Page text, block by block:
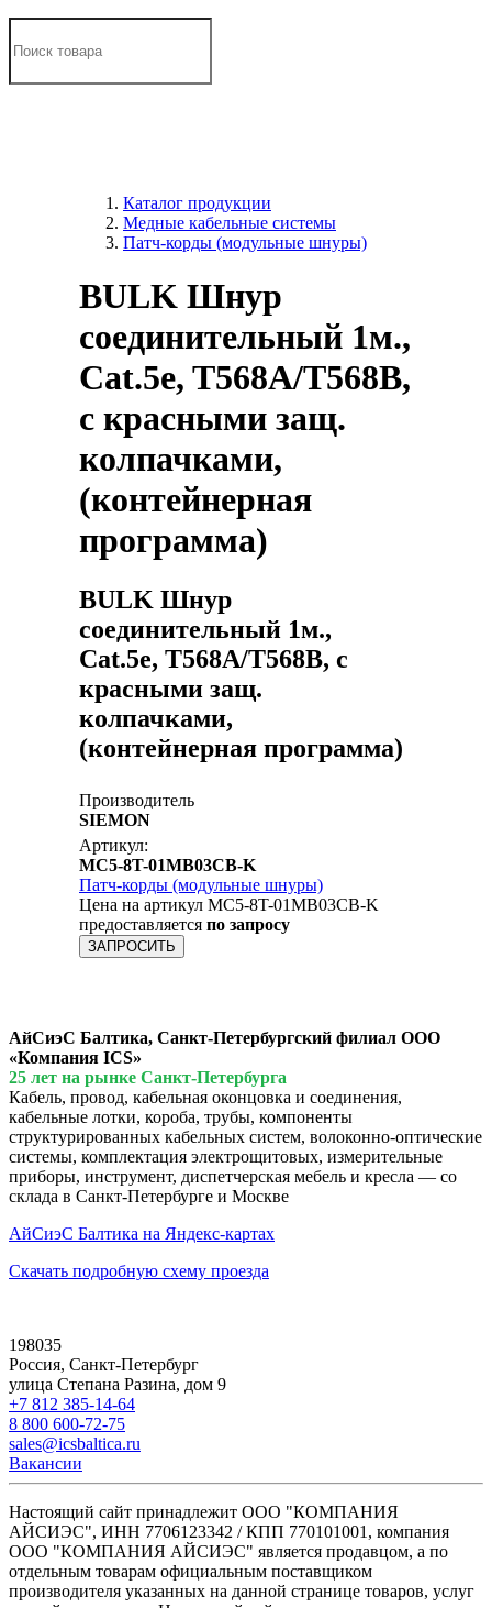
Каталог продукции
Медные кабельные системы
Патч-корды (модульные шнуры)
BULK Шнур
соединительный 1м.,
Cat.5e, T568A/T568B,
c красными защ.
колпачками,
(контейнерная
программа)
BULK Шнур
соединительный 1м.,
Cat.5e, T568A/T568B, c
красными защ.
колпачками,
(контейнерная программа)
Производитель
SIEMON
Артикул:
MC5-8T-01MB03CB-K
Патч-корды (модульные шнуры)
Цена на артикул MC5-8T-01MB03CB-K
предоставляется по запросу
ЗАПРОСИТЬ
АйСиэС Балтика, Санкт-Петербургский филиал ООО
«Компания ICS»
25 лет на рынке Санкт-Петербурга
Кабель, провод, кабельная оконцовка и соединения,
кабельные лотки, короба, трубы, компоненты
структурированных кабельных систем, волоконно-оптические
системы, комплектация электрощитовых, измерительные
приборы, инструмент, диспетчерская мебель и кресла — со
склада в Санкт-Петербурге и Москве
АйСиэС Балтика на Яндекс-картах
Скачать подробную схему проезда
198035
Россия, Санкт-Петербург
улица Степана Разина, дом 9
+7 812 385-14-64
8 800 600-72-75
sales@icsbaltica.ru
Вакансии
Настоящий сайт принадлежит ООО "КОМПАНИЯ
АЙСИЭС", ИНН 7706123342 / КПП 770101001, компания
ООО "КОМПАНИЯ АЙСИЭС" является продавцом, а по
отдельным товарам официальным поставщиком
производителя указанных на данной странице товаров, услуг